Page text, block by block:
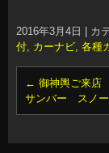
2016年3月4日 カ
付, カーナビ, 各種
← 御神輿ご来
サンバー スノー